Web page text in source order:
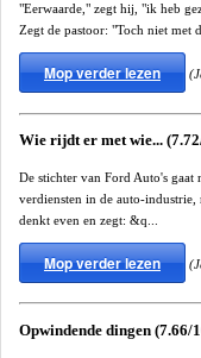
"Eerwaarde," zegt hij, "ik heb
Zegt de pastoor: "Toch niet met
Mop verder lezen
Wie rijdt er met wie...
De stichter van Ford Auto's gaat
verdiensten in de auto-
denkt even en zegt: &q...
Mop verder lezen
Opwindende dingen (7.66/